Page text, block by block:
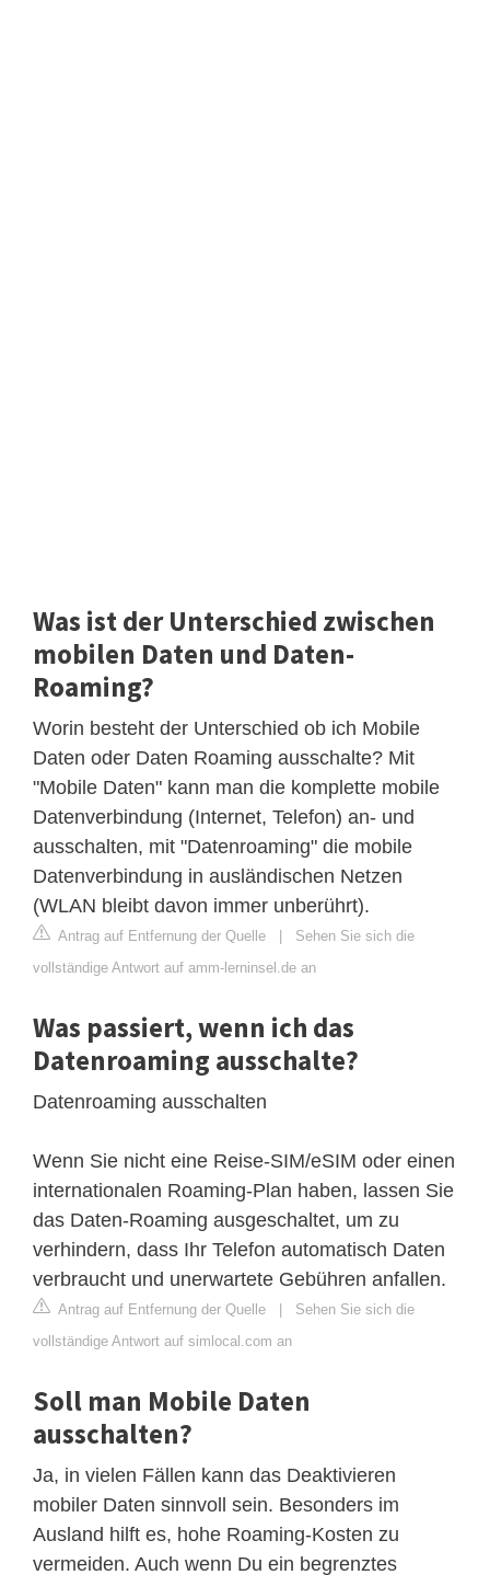
Was ist der Unterschied zwischen
mobilen Daten und Daten-
Roaming?
Worin besteht der Unterschied ob ich Mobile
Daten oder Daten Roaming ausschalte? Mit
"Mobile Daten" kann man die komplette mobile
Datenverbindung (Internet, Telefon) an- und
ausschalten, mit "Datenroaming" die mobile
Datenverbindung in ausländischen Netzen
(WLAN bleibt davon immer unberührt).
Antrag auf Entfernung der Quelle | Sehen Sie sich die
vollständige Antwort auf amm-lerninsel.de an
Was passiert, wenn ich das
Datenroaming ausschalte?
Datenroaming ausschalten
Wenn Sie nicht eine Reise-SIM/eSIM oder einen
internationalen Roaming-Plan haben, lassen Sie
das Daten-Roaming ausgeschaltet, um zu
verhindern, dass Ihr Telefon automatisch Daten
verbraucht und unerwartete Gebühren anfallen.
Antrag auf Entfernung der Quelle | Sehen Sie sich die
vollständige Antwort auf simlocal.com an
Soll man Mobile Daten
ausschalten?
Ja, in vielen Fällen kann das Deaktivieren
mobiler Daten sinnvoll sein. Besonders im
Ausland hilft es, hohe Roaming-Kosten zu
vermeiden. Auch wenn Du ein begrenztes